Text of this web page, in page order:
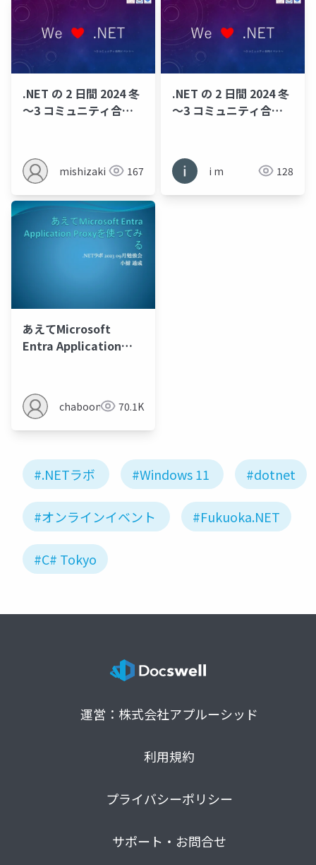
.NET の 2 日間 2024 冬
～3 コミュニティ合同
mishizaki 167
.NET の 2 日間 2024 冬
～3 コミュニティ合同
i m 128
あえてMicrosoft
Entra Application
chaboon 70.1K
#.NETラボ #Windows 11 #dotnet
#オンラインイベント #Fukuoka.NET
#C# Tokyo
運営：株式会社アプルーシッド
利用規約
プライバシーポリシー
サポート・お問合せ